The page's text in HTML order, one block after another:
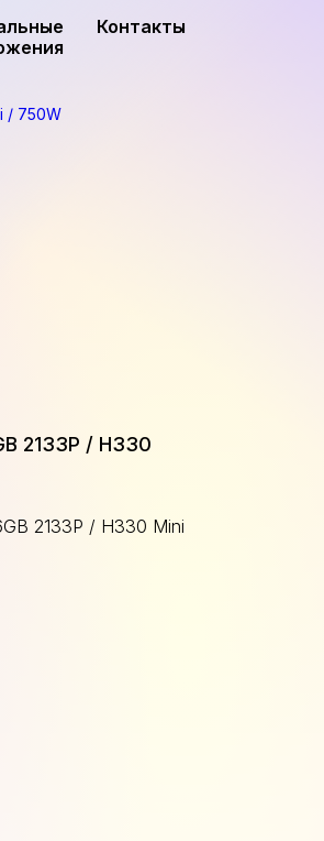
Контакты
/ 750W
2133P / H330
2133P / H330 Mini